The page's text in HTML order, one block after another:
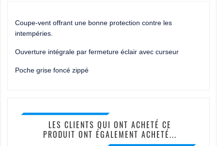
Coupe-vent offrant une bonne protection contre les
intempéries.
Ouverture intégrale par fermeture éclair avec curseur
Poche grise foncé zippé
LES CLIENTS QUI ONT ACHETÉ CE
PRODUIT ONT ÉGALEMENT ACHETÉ...